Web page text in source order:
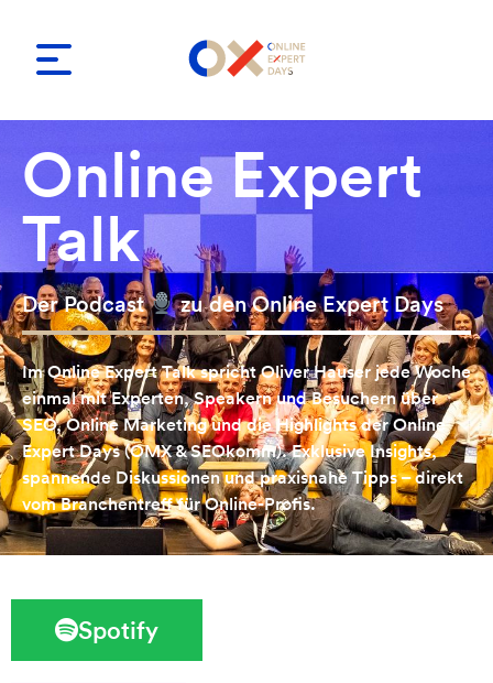
Online Expert
Talk
Der Podcast zu den Online Expert Days
Im Online Expert Talk spricht Oliver Hauser jede Woche
einmal mit Experten, Speakern und Besuchern über
SEO, Online Marketing und die Highlights der Online
Expert Days (OMX & SEOkomm). Exklusive Insights,
spannende Diskussionen und praxisnahe Tipps – direkt
vom Branchentreff für Online-Profis.
Spotify